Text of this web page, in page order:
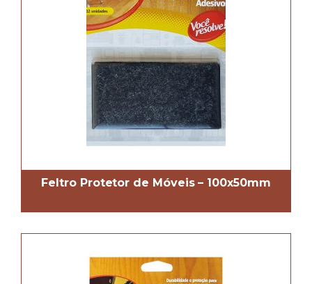
Feltro Protetor de Móveis – 100x50mm